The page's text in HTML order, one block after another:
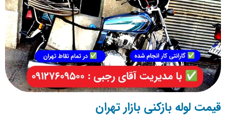
قیمت لوله بازکنی بازار تهران